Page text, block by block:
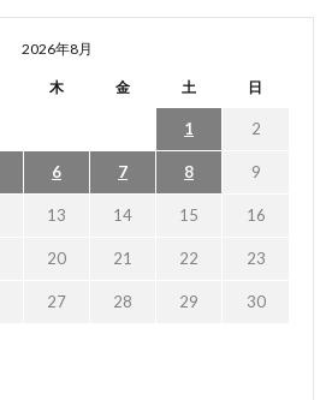
2026年8月
木 金 土 日
1 2
6 7 8 9
13 14 15 16
20 21 22 23
27 28 29 30